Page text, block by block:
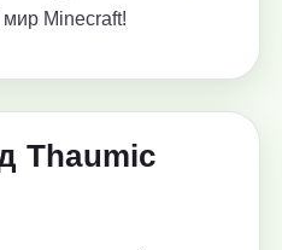
мир Minecraft!
Thaumic